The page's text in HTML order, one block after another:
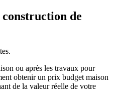
de
ou après les travaux pour
obtenir un prix budget maison
de la valeur réelle de votre